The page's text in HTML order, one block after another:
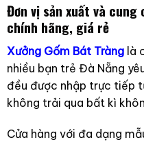
Đơn vị sản xuất và cung
chính hãng, giá rẻ
Xưởng Gốm Bát Tràng là
nhiều bạn trẻ Đà Nẵng
đều được nhập trực tiếp
không trải qua bất kì
Cửa hàng với đa dạng